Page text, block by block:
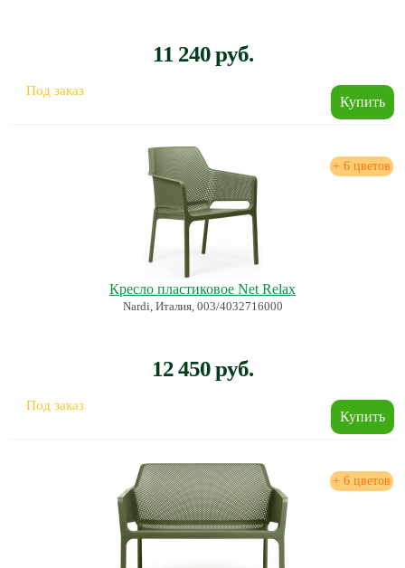
11 240 руб.
Под заказ
+ 6 цветов
Кресло пластиковое Net Relax
Nardi, Италия, 003/4032716000
12 450 руб.
Под заказ
+ 6 цветов